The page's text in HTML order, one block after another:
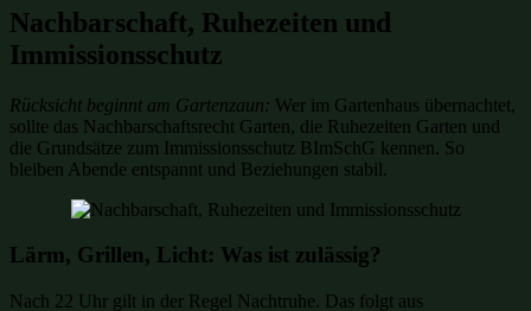
Nachbarschaft, Ruhezeiten und
Immissionsschutz
Rücksicht beginnt am Gartenzaun: Wer im Gartenhaus übernachtet,
sollte das Nachbarschaftsrecht Garten, die Ruhezeiten Garten und
die Grundsätze zum Immissionsschutz BImSchG kennen. So
bleiben Abende entspannt und Beziehungen stabil.
Lärm, Grillen, Licht: Was ist zulässig?
Nach 22 Uhr gilt in der Regel Nachtruhe. Das folgt aus